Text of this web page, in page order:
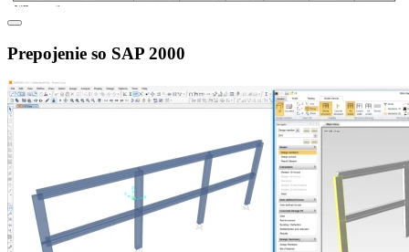
Prepojenie so SAP 2000